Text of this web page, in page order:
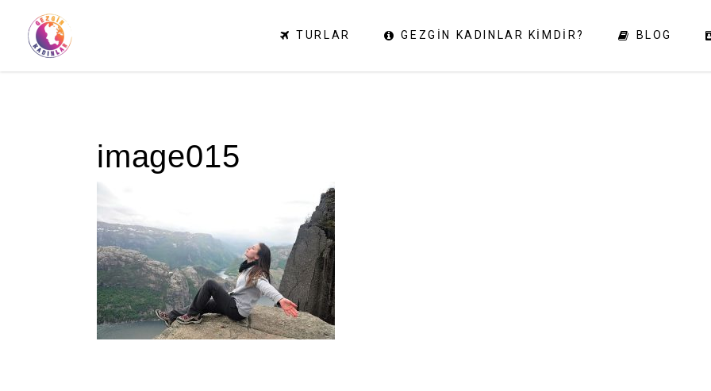
TURLAR GEZGIN KADINLAR KIMDIR? BLOG
image015